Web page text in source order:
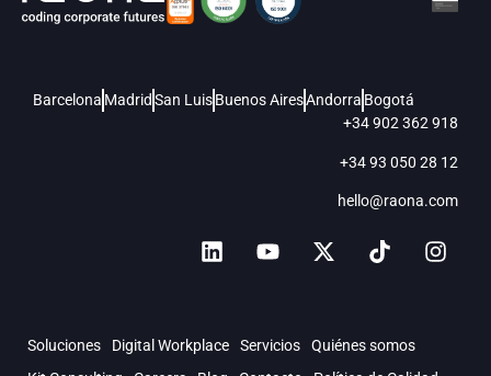
Barcelona MadridSan LuisBuenos AiresAndorra Bogotá
+34 902 362 918
+34 93 050 28 12
hello@raona.com
Soluciones Digital Workplace Servicios
Quiénes somos